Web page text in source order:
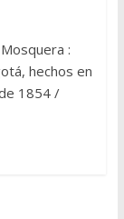
:
hechos en
1854 /